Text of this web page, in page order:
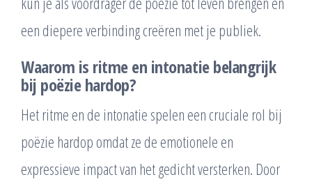
een diepere verbinding creëren met je publiek.
Waarom is ritme en intonatie belangrijk
bij poëzie hardop?
Het ritme en de intonatie spelen een cruciale rol bij
poëzie hardop omdat ze de emotionele en
expressieve impact van het gedicht versterken. Door